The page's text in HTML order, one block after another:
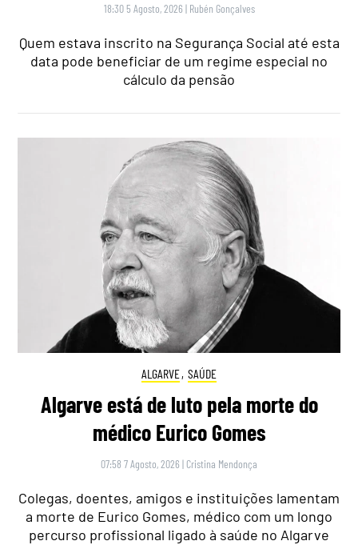
18:30 5 Agosto, 2026 | Rubén Gonçalves
Quem estava inscrito na Segurança Social até esta
data pode beneficiar de um regime especial no
cálculo da pensão
ALGARVE, SAÚDE
Algarve está de luto pela morte do
médico Eurico Gomes
07:58 7 Agosto, 2026 | Cristina Mendonça
Colegas, doentes, amigos e instituições lamentam
a morte de Eurico Gomes, médico com um longo
percurso profissional ligado à saúde no Algarve